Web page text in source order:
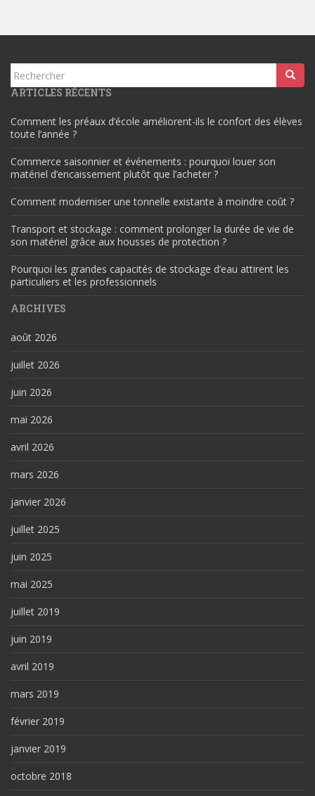
Rechercher...
ARTICLES RÉCENTS
Comment les préaux d’école améliorent-ils le confort des élèves
toute l’année ?
Commerce saisonnier et événements : pourquoi louer son
matériel d’encaissement plutôt que l’acheter ?
Comment moderniser une tonnelle existante à moindre coût ?
Transport et stockage : comment prolonger la durée de vie de
son matériel grâce aux housses de protection ?
Pourquoi les grandes capacités de stockage d’eau attirent les
particuliers et les professionnels
ARCHIVES
août 2026
juillet 2026
juin 2026
mai 2026
avril 2026
mars 2026
janvier 2026
juillet 2025
juin 2025
mai 2025
juillet 2019
juin 2019
avril 2019
mars 2019
février 2019
janvier 2019
octobre 2018